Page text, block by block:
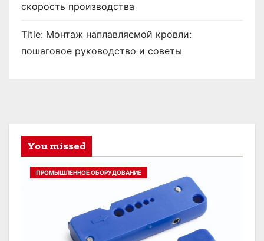
скорость производства
Title: Монтаж наплавляемой кровли:
пошаговое руководство и советы
You missed
ПРОМЫШЛЕННОЕ ОБОРУДОВАНИЕ